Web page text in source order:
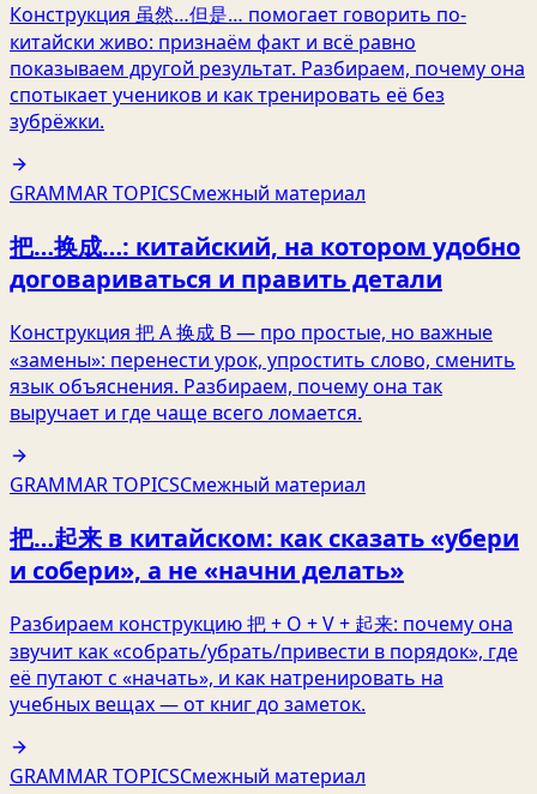
Конструкция 虽然…但是… помогает говорить по-
китайски живо: признаём факт и всё равно
показываем другой результат. Разбираем, почему она
спотыкает учеников и как тренировать её без
зубрёжки.
GRAMMAR TOPICSСмежный материал
把…换成…: китайский, на котором удобно
договариваться и править детали
Конструкция 把 A 换成 B — про простые, но важные
«замены»: перенести урок, упростить слово, сменить
язык объяснения. Разбираем, почему она так
выручает и где чаще всего ломается.
GRAMMAR TOPICSСмежный материал
把…起来 в китайском: как сказать «убери
и собери», а не «начни делать»
Разбираем конструкцию 把 + O + V + 起来: почему она
звучит как «собрать/убрать/привести в порядок», где
её путают с «начать», и как натренировать на
учебных вещах — от книг до заметок.
GRAMMAR TOPICSСмежный материал